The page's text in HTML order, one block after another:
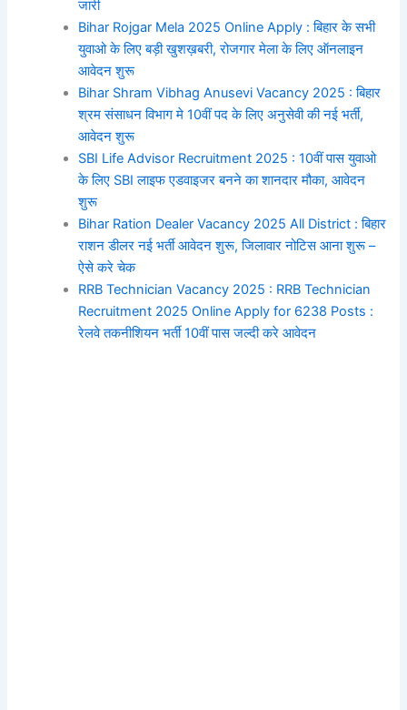
जारी
Bihar Rojgar Mela 2025 Online Apply : बिहार के सभी
युवाओ के लिए बड़ी खुशख़बरी, रोजगार मेला के लिए ऑनलाइन
आवेदन शुरू
Bihar Shram Vibhag Anusevi Vacancy 2025 : बिहार
श्रम संसाधन विभाग मे 10वीं पद के लिए अनुसेवी की नई भर्ती,
आवेदन शुरू
SBI Life Advisor Recruitment 2025 : 10वीं पास युवाओ
के लिए SBI लाइफ एडवाइजर बनने का शानदार मौका, आवेदन
शुरू
Bihar Ration Dealer Vacancy 2025 All District : बिहार
राशन डीलर नई भर्ती आवेदन शुरू, जिलावार नोटिस आना शुरू –
ऐसे करे चेक
RRB Technician Vacancy 2025 : RRB Technician
Recruitment 2025 Online Apply for 6238 Posts :
रेलवे तकनीशियन भर्ती 10वीं पास जल्दी करे आवेदन